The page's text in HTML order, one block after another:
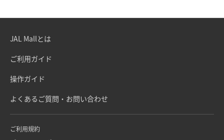
JAL Mallとは
ご利用ガイド
操作ガイド
よくあるご質問・お問い合わせ
ご利用規約